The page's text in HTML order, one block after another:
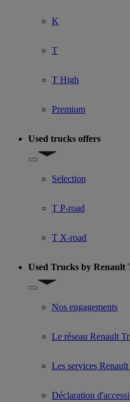
K
T
T High
Premium
Used trucks offers
Show submenu for Used
Selection
T P-road
T X-road
Used Trucks by Renault
Show submenu for Used
Nos engagements
Le réseau Renault
Les services
Déclaration